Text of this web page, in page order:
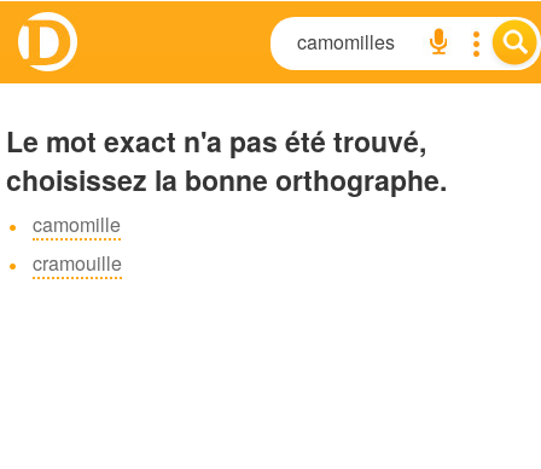
Le mot exact n'a pas été trouvé,
choisissez la bonne orthographe.
camomille
cramouille